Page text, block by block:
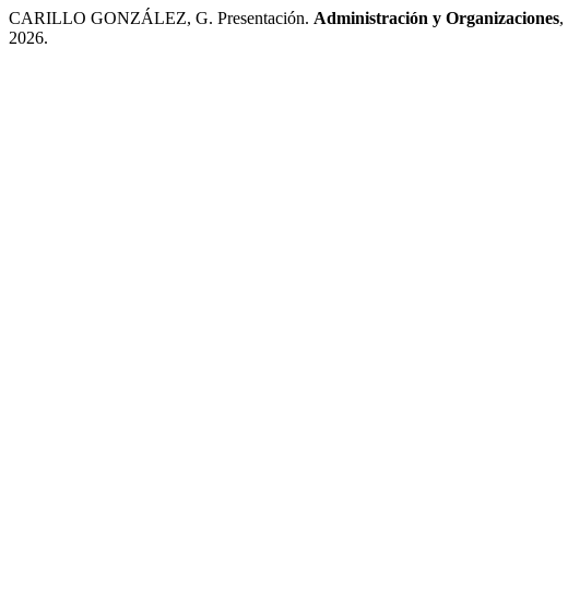
CARILLO GONZÁLEZ, G. Presentación. Administración y Organizaciones,
2026.